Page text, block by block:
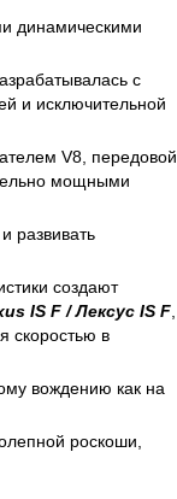
динамическими
с
и исключительной
V8, передовой
мощными
развивать
создают
IS F / Лексус IS F
скоростью в
вождению как на
роскоши,